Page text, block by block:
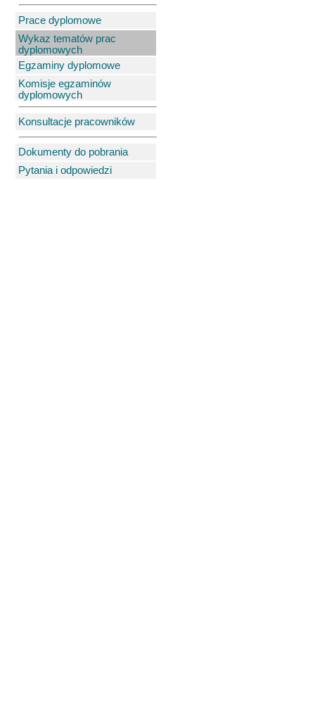
Prace dyplomowe
Wykaz tematów prac
dyplomowych
Egzaminy dyplomowe
Komisje egzaminów
dyplomowych
Konsultacje pracowników
Dokumenty do pobrania
Pytania i odpowiedzi